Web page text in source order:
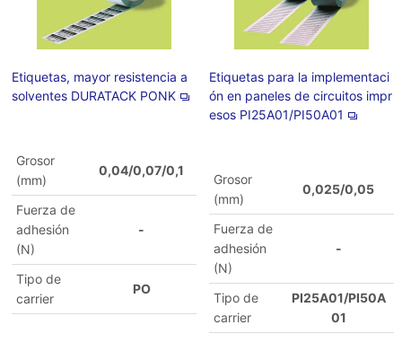
Etiquetas, mayor resistencia a
solventes DURATACK PONK
Grosor
(mm)
0,04/0,07/0,1
Fuerza de
adhesión
(N)
-
Tipo de
carrier
PO
Etiquetas para la implementaci
ón en paneles de circuitos impr
esos PI25A01/PI50A01
Grosor
(mm)
0,025/0,05
Fuerza de
adhesión
(N)
-
Tipo de
carrier
PI25A01/PI50A
01